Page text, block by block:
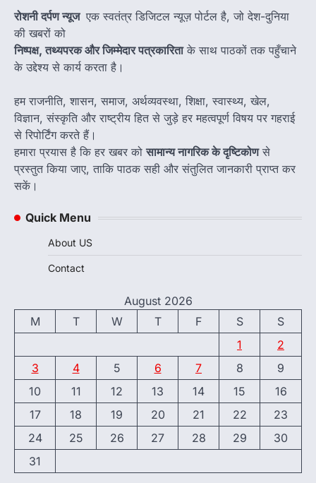
रोशनी दर्पण न्यूज एक स्वतंत्र डिजिटल न्यूज़ पोर्टल है, जो देश-दुनिया
की खबरों को
निष्पक्ष, तथ्यपरक और जिम्मेदार पत्रकारिताके साथ पाठकों तक पहुँचाने
के उद्देश्य से कार्य करता है।
हम राजनीति, शासन, समाज, अर्थव्यवस्था, शिक्षा, स्वास्थ्य, खेल,
विज्ञान, संस्कृति और राष्ट्रीय हित से जुड़े हर महत्वपूर्ण विषय पर गहराई
से रिपोर्टिंग करते हैं।
हमारा प्रयास है कि हर खबर कोसामान्य नागरिक के दृष्टिकोणसे
प्रस्तुत किया जाए, ताकि पाठक सही और संतुलित जानकारी प्राप्त कर
सकें।
Quick Menu
About US
Contact
August 2026
M
T W T F S
S
1
2
3
4 5 6 7 8
9
10
11 12 13 14 15
16
17
18 19 20 21 22
23
24
25 26 27 28 29
30
31